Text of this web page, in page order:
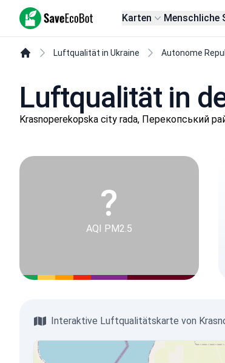
SaveEcoBot Karten Menschliche
Luftqualität in Ukraine Autonome
Luftqualität in
Krasnoperekopska city rada, Перекопський
?
AQI PM2.5
Interaktive Luftqualitätskarte von